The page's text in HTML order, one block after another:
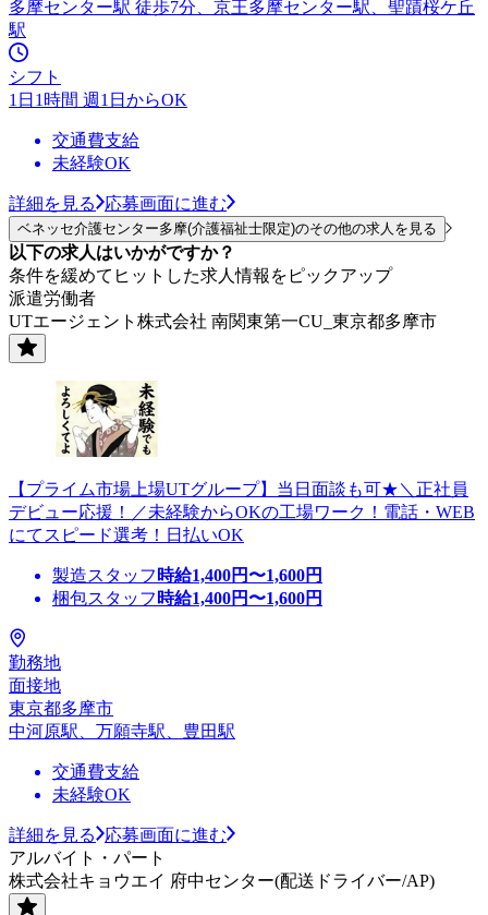
多摩センター駅 徒歩7分、京王多摩センター駅、聖蹟桜ケ丘
駅
シフト
1日1時間 週1日からOK
交通費支給
未経験OK
詳細を見る 応募画面に進む
ベネッセ介護センター多摩(介護福祉士限定)のその他の求人を見る
以下の求人はいかがですか？
条件を緩めてヒットした求人情報をピックアップ
派遣労働者
UTエージェント株式会社 南関東第一CU_東京都多摩市
【プライム市場上場UTグループ】当日面談も可★＼正社員
デビュー応援！／未経験からOKの工場ワーク！電話・WEB
にてスピード選考！日払いOK
製造スタッフ 時給1,400円〜1,600円
梱包スタッフ 時給1,400円〜1,600円
勤務地
面接地
東京都多摩市
中河原駅、万願寺駅、豊田駅
交通費支給
未経験OK
詳細を見る
応募画面に進む
アルバイト・パート
株式会社キョウエイ 府中センター(配送ドライバー/AP)